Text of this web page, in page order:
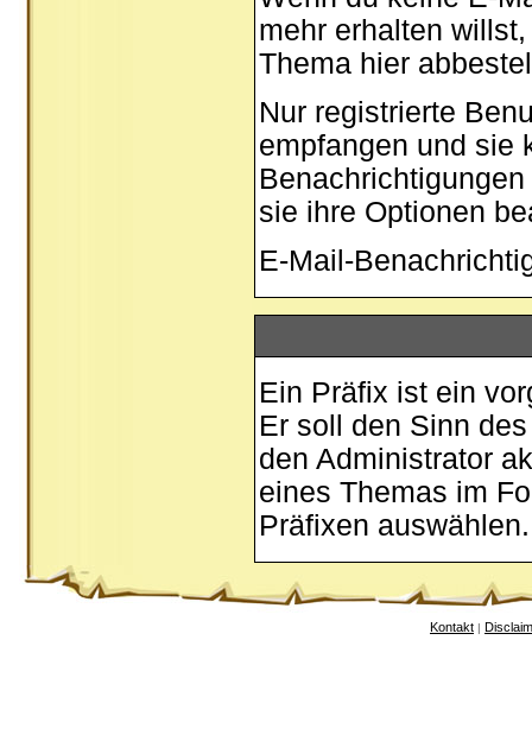
mehr erhalten
Thema hier
Nur registrierte
empfangen und sie
sie ihre Optionen
E-Mail-
Ein Präfix ist ein
Er soll den Sinn
den Administrator
eines Themas im
Präfixen auswählen.
Kontakt |